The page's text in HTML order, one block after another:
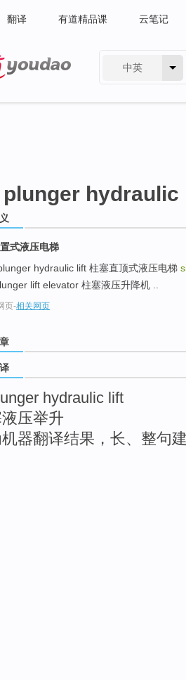
翻译 有道精品课 云笔记
中英
hydraulic
式液压电梯
hydraulic lift 柱塞直顶式液压电梯
lift elevator 柱塞液压升降机 ..
页-相关网页
hydraulic lift
压举升
机器翻译结果，长、整句